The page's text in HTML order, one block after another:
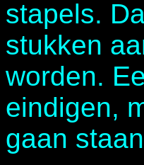
stapels.
stukken
worden.
eindigen,
gaan